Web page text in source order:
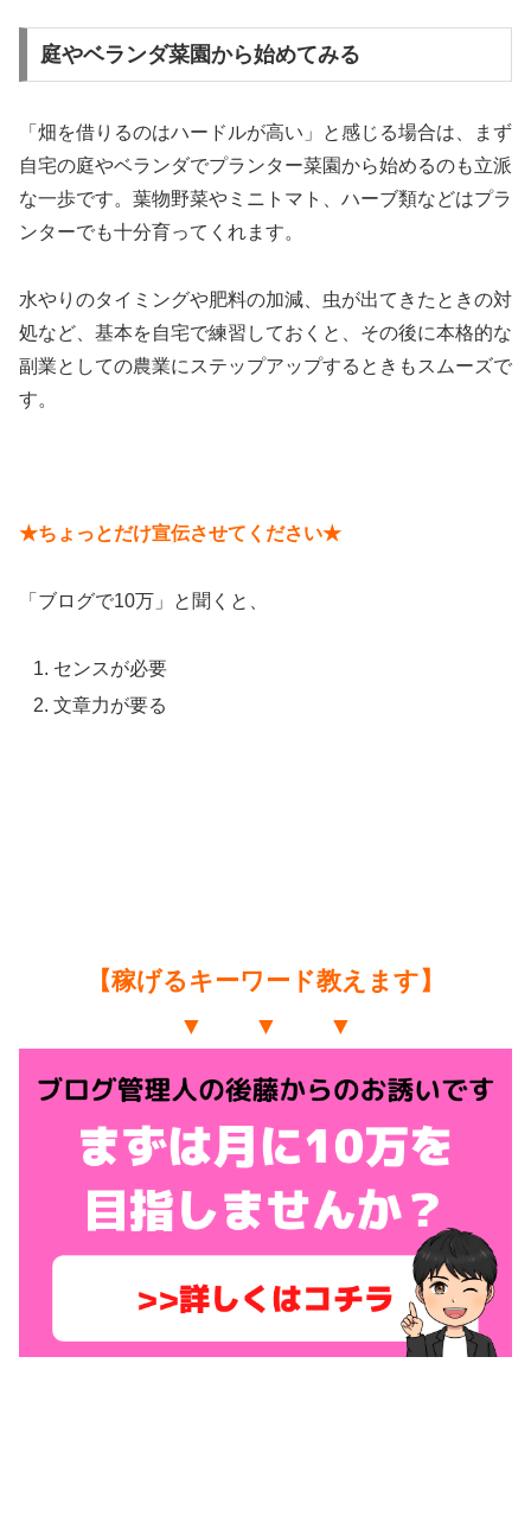
庭やベランダ菜園から始めてみる
「畑を借りるのはハードルが高い」と感じる場合は、まず
自宅の庭やベランダでプランター菜園から始めるのも立派
な一歩です。葉物野菜やミニトマト、ハーブ類などはプラ
ンターでも十分育ってくれます。
水やりのタイミングや肥料の加減、虫が出てきたときの対
処など、基本を自宅で練習しておくと、その後に本格的な
副業としての農業にステップアップするときもスムーズで
す。
★ちょっとだけ宣伝させてください★
「ブログで10万」と聞くと、
センスが必要
文章力が要る
【稼げるキーワード教えます】
▼ ▼ ▼